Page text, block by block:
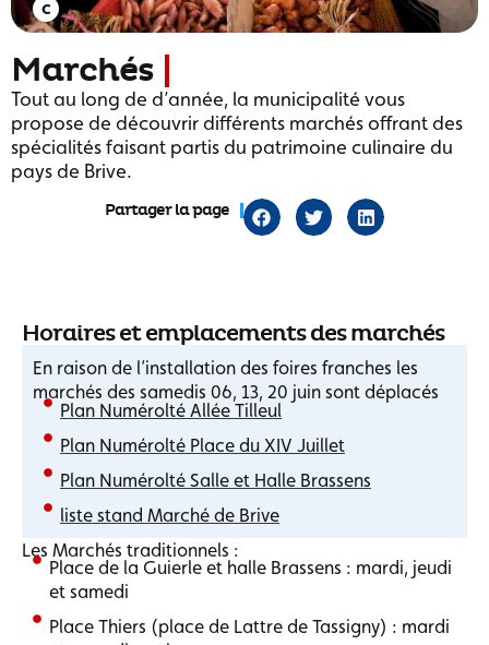
Marchés
Tout au long de d’année, la municipalité vous
propose de découvrir différents marchés offrant des
spécialités faisant partis du patrimoine culinaire du
pays de Brive.
Partager la page
Horaires et emplacements des marchés
En raison de l’installation des foires franches les
marchés des samedis 06, 13, 20 juin sont déplacés
Plan Numérolté Allée Tilleul
Plan Numérolté Place du XIV Juillet
Plan Numérolté Salle et Halle Brassens
liste stand Marché de Brive
Les Marchés traditionnels :
Place de la Guierle et halle Brassens : mardi, jeudi
et samedi
Place Thiers (place de Lattre de Tassigny) : mardi